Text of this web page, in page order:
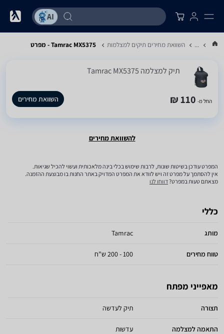
... השוואת מחירים תיקים למצלמות Tamrac MX5375 - מפרט
תיק למצלמה Tamrac MX5375
החל מ- 110 ₪ השוואת מחירים
להשוואת מחירים
המפרט עודכן בשיטות שונות, לרבות שימוש בכלי בינה מלאכותית ועשוי להכיל שגיאות.
אין להסתמך על מפרט זה ויש לוודא את המפרט המדויק באתר החנות בו מבוצעת ההזמנה.
מצאתם טעות במפרט?דווחו לנו
כללי
מותג Tamrac
טווח מחירים 100 - 200 ש"ח
מאפייני מפתח
תצורה תיק לעדשה
התאמה למצלמה עדשות